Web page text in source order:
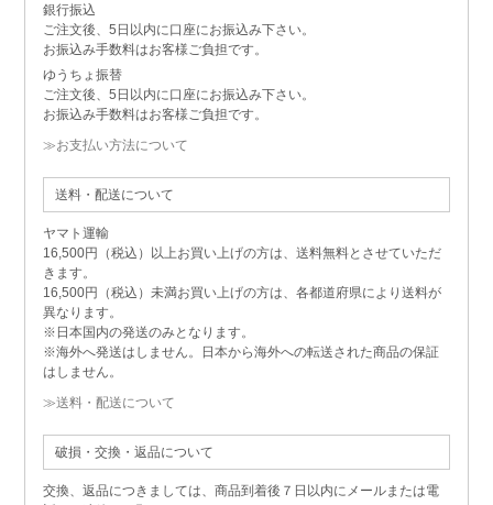
銀行振込
ご注文後、5日以内に口座にお振込み下さい。
お振込み手数料はお客様ご負担です。
ゆうちょ振替
ご注文後、5日以内に口座にお振込み下さい。
お振込み手数料はお客様ご負担です。
≫お支払い方法について
送料・配送について
ヤマト運輸
16,500円（税込）以上お買い上げの方は、送料無料とさせていただ
きます。
16,500円（税込）未満お買い上げの方は、各都道府県により送料が
異なります。
※日本国内の発送のみとなります。
※海外へ発送はしません。日本から海外への転送された商品の保証
はしません。
≫送料・配送について
破損・交換・返品について
交換、返品につきましては、商品到着後７日以内にメールまたは電